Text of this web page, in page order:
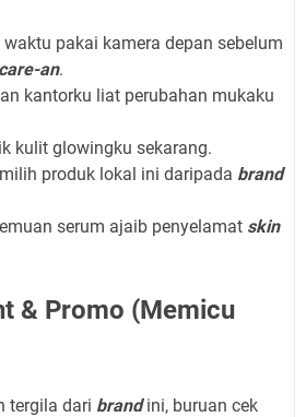
pakai kamera depan sebelum
an.
kantorku liat perubahan mukaku
kulit glowingku sekarang.
produk lokal ini daripada brand
serum ajaib penyelamat skin
& Promo (Memicu
tergila dari brandini, buruan cek